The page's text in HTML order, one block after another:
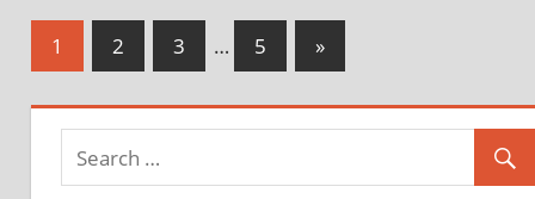
Navigation
des
articles
1 2 3 … 5
Next
Posts
»